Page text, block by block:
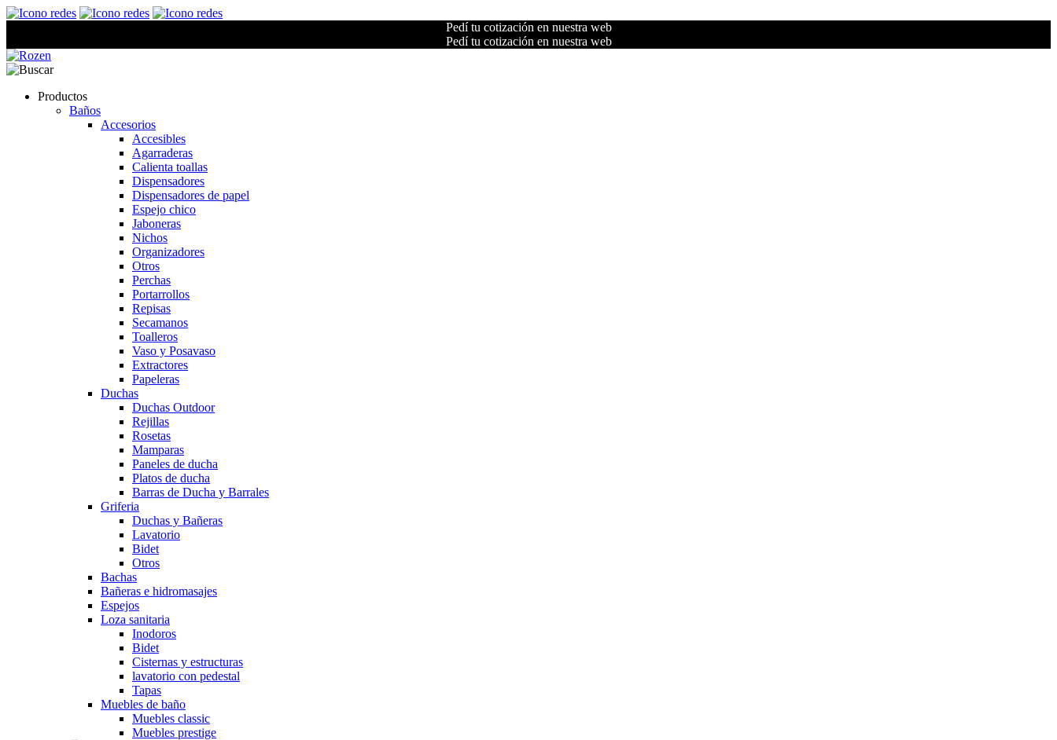
Pedí tu cotización en nuestra web
Pedí tu cotización en nuestra web
Productos
Baños
Accesorios
Accesibles
Agarraderas
Calienta toallas
Dispensadores
Dispensadores de papel
Espejo chico
Jaboneras
Nichos
Organizadores
Otros
Perchas
Portarrollos
Repisas
Secamanos
Toalleros
Vaso y Posavaso
Extractores
Papeleras
Duchas
Duchas Outdoor
Rejillas
Rosetas
Mamparas
Paneles de ducha
Platos de ducha
Barras de Ducha y Barrales
Griferia
Duchas y Bañeras
Lavatorio
Bidet
Otros
Bachas
Bañeras e hidromasajes
Espejos
Loza sanitaria
Inodoros
Bidet
Cisternas y estructuras
lavatorio con pedestal
Tapas
Muebles de baño
Muebles classic
Muebles prestige